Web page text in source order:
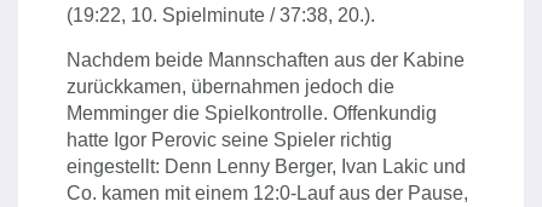
(19:22, 10. Spielminute / 37:38, 20.).
Nachdem beide Mannschaften aus der Kabine
zurückkamen, übernahmen jedoch die
Memminger die Spielkontrolle. Offenkundig
hatte Igor Perovic seine Spieler richtig
eingestellt: Denn Lenny Berger, Ivan Lakic und
Co. kamen mit einem 12:0-Lauf aus der Pause,